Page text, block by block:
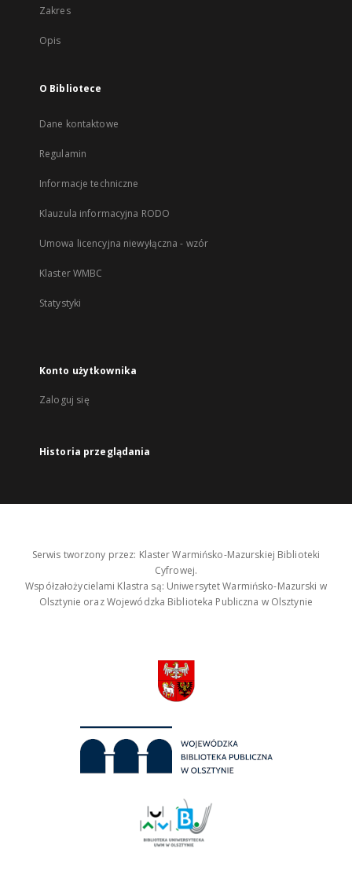
Zakres
Opis
O Bibliotece
Dane kontaktowe
Regulamin
Informacje techniczne
Klauzula informacyjna RODO
Umowa licencyjna niewyłączna - wzór
Klaster WMBC
Statystyki
Konto użytkownika
Zaloguj się
Historia przeglądania
Serwis tworzony przez: Klaster Warmińsko-Mazurskiej Biblioteki
Cyfrowej.
Współzałożycielami Klastra są: Uniwersytet Warmińsko-Mazurski w
Olsztynie oraz Wojewódzka Biblioteka Publiczna w Olsztynie